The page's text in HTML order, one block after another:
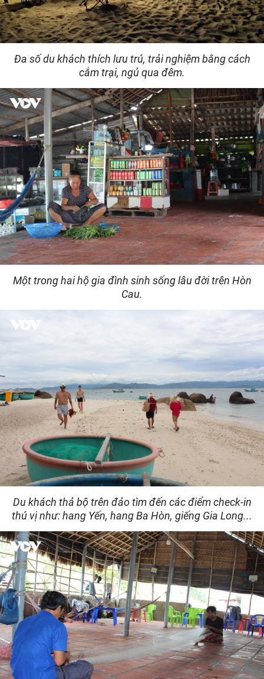
Đa số du khách thích lưu trú, trải nghiệm bằng cách
cắm trại, ngủ qua đêm.
Một trong hai hộ gia đình sinh sống lâu đời trên Hòn
Cau.
Du khách thả bộ trên đảo tìm đến các điểm check-in
thú vị như: hang Yến, hang Ba Hòn, giếng Gia Long...